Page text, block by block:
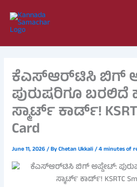
content
ಕೆಎಸ್‌ಆರ್‌ಟಿಸಿ ಬಿಗ್
ಪುರುಷರಿಗೂ ಬರಲಿದೆ
ಸ್ಮಾರ್ಟ್ ಕಾರ್ಡ್!
Card
June 11, 2026/ ByChetan Ukkali/4 minutes of